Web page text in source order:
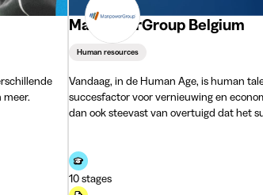
ManpowerGroup Belgium
Human resources
Vandaag, in de Human Age, is human
succesfactor voor vernieuwing en
dan ook steevast van overtuigd dat het
10 stages